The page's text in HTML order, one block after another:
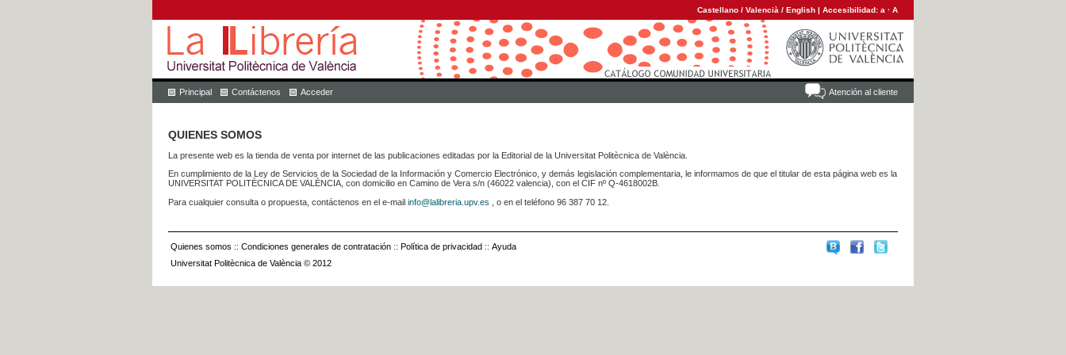
Castellano / Valencià / English | Accesibilidad: a · A
Atención al cliente
Principal Contáctenos Acceder
QUIENES SOMOS
La presente web es la tienda de venta por internet de las publicaciones editadas por la Editorial de la Universitat Politècnica de València.
En cumplimiento de la Ley de Servicios de la Sociedad de la Información y Comercio Electrónico, y demás legislación complementaria, le informamos de que el titular de esta página web es la
UNIVERSITAT POLITÈCNICA DE VALÈNCIA, con domicilio en Camino de Vera s/n (46022 valencia), con el CIF nº Q-4618002B.
Para cualquier consulta o propuesta, contáctenos en el e-mail info@lalibreria.upv.es , o en el teléfono 96 387 70 12.
Quienes somos :: Condiciones generales de contratación :: Política de privacidad :: Ayuda
Universitat Politècnica de València © 2012